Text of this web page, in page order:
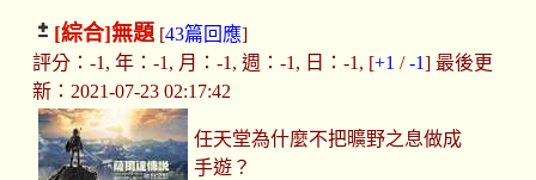
[綜合]無題[43篇回應]
評分：-1, 年：-1, 月：-1, 週：-1, 日：-1, [+1 /-1] 最後更
新：2021-07-23 02:17:42
任天堂為什麼不把曠野之息做成
手遊？